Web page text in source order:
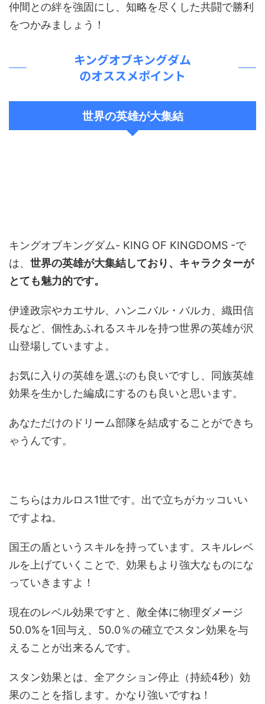
仲間との絆を強固にし、知略を尽くした共闘で勝利
をつかみましょう！
キングオブキングダム
のオススメポイント
世界の英雄が大集結
キングオブキングダム- KING OF KINGDOMS -で
は、 世界の英雄が大集結しており、キャラクターが
とても魅力的です。
伊達政宗やカエサル、ハンニバル・バルカ、織田信
長など、個性あふれるスキルを持つ世界の英雄が沢
山登場していますよ。
お気に入りの英雄を選ぶのも良いですし、同族英雄
効果を生かした編成にするのも良いと思います。
あなただけのドリーム部隊を結成することができち
ゃうんです。
こちらはカルロス1世です。出で立ちがカッコいい
ですよね。
国王の盾というスキルを持っています。スキルレベ
ルを上げていくことで、効果もより強大なものにな
っていきますよ！
現在のレベル効果ですと、敵全体に物理ダメージ
50.0%を1回与え、50.0％の確立でスタン効果を与
えることが出来るんです。
スタン効果とは、全アクション停止（持続4秒）効
果のことを指します。かなり強いですね！